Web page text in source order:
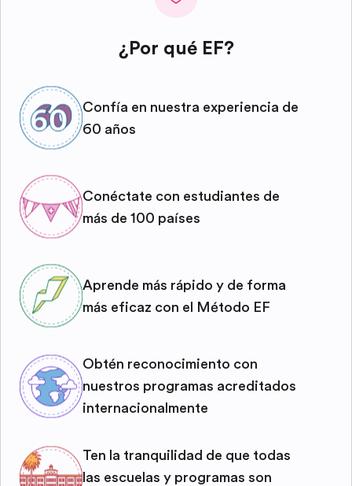
¿Por qué EF?
Confía en nuestra experiencia de
60 años
Conéctate con estudiantes de
más de 100 países
Aprende más rápido y de forma
más eficaz con el Método EF
Obtén reconocimiento con
nuestros programas acreditados
internacionalmente
Ten la tranquilidad de que todas
las escuelas y programas son